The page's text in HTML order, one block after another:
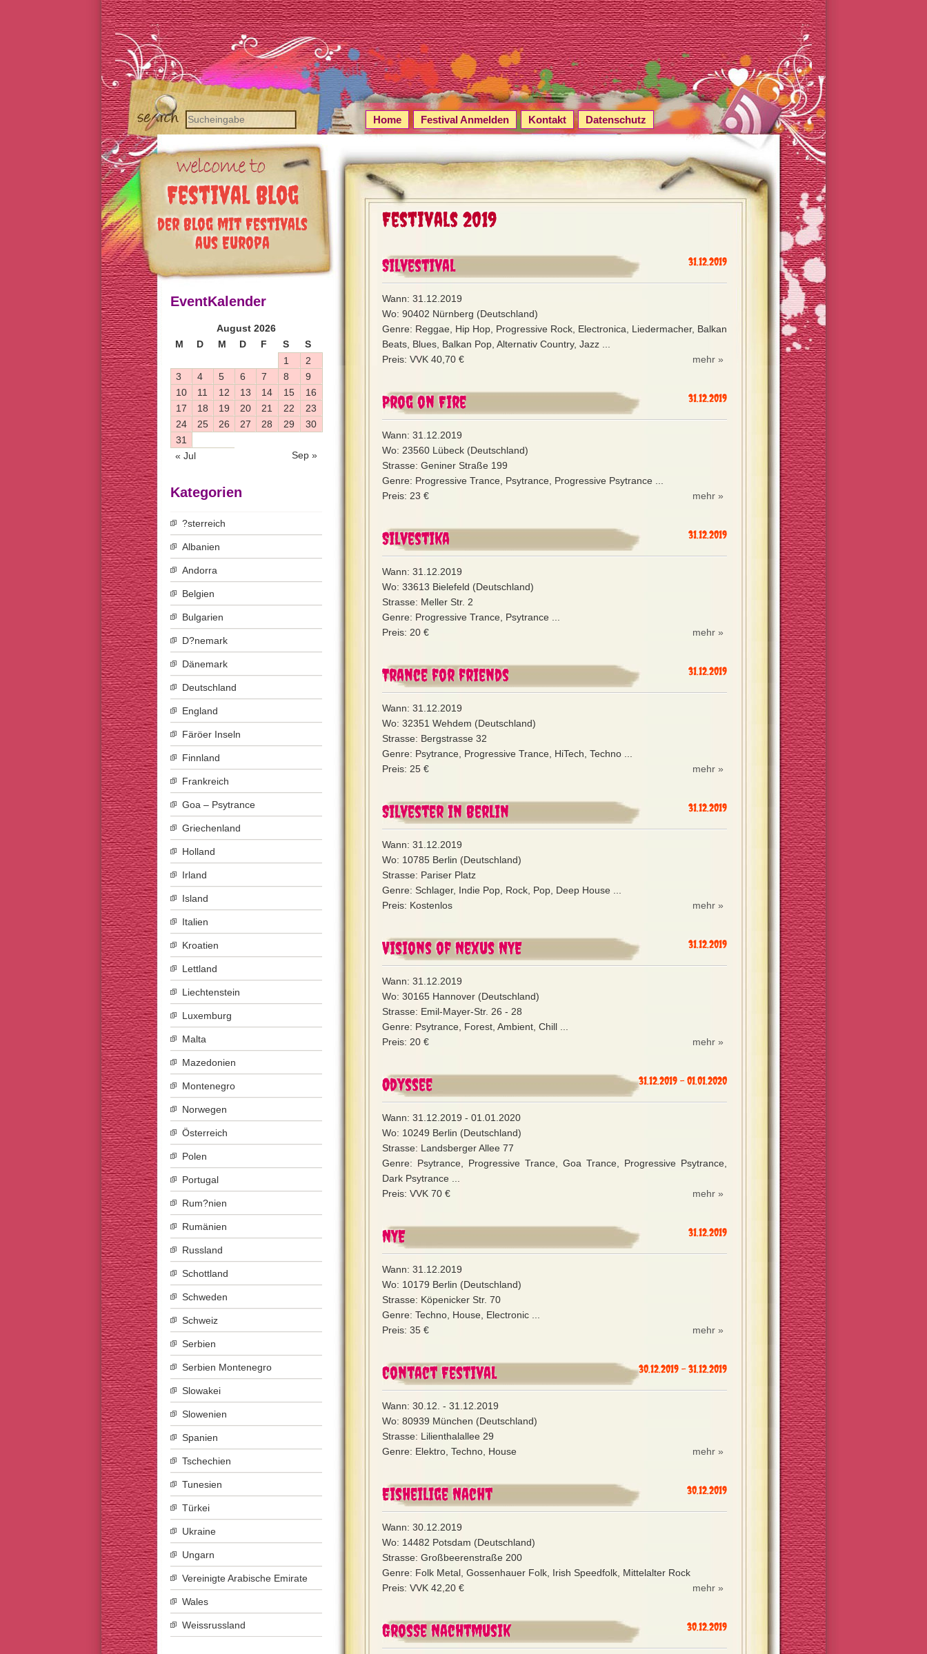
Festival Blog
der Blog mit Festivals
aus Europa
Home Festival Anmelden Kontakt Datenschutz
Festivals 2019
Silvestival 31.12.2019
Wann: 31.12.2019
Wo: 90402 Nürnberg (Deutschland)
Genre: Reggae, Hip Hop, Progressive Rock, Electronica, Liedermacher, Balkan
Beats, Blues, Balkan Pop, Alternativ Country, Jazz ...
Preis: VVK 40,70 €
mehr »
Prog on Fire 31.12.2019
Wann: 31.12.2019
Wo: 23560 Lübeck (Deutschland)
Strasse: Geniner Straße 199
Genre: Progressive Trance, Psytrance, Progressive Psytrance ...
Preis: 23 €
mehr »
Silvestika 31.12.2019
Wann: 31.12.2019
Wo: 33613 Bielefeld (Deutschland)
Strasse: Meller Str. 2
Genre: Progressive Trance, Psytrance ...
Preis: 20 €
mehr »
Trance for friends 31.12.2019
Wann: 31.12.2019
Wo: 32351 Wehdem (Deutschland)
Strasse: Bergstrasse 32
Genre: Psytrance, Progressive Trance, HiTech, Techno ...
Preis: 25 €
mehr »
Silvester in Berlin 31.12.2019
Wann: 31.12.2019
Wo: 10785 Berlin (Deutschland)
Strasse: Pariser Platz
Genre: Schlager, Indie Pop, Rock, Pop, Deep House ...
Preis: Kostenlos
mehr »
Visions of Nexus NYE 31.12.2019
Wann: 31.12.2019
Wo: 30165 Hannover (Deutschland)
Strasse: Emil-Mayer-Str. 26 - 28
Genre: Psytrance, Forest, Ambient, Chill ...
Preis: 20 €
mehr »
Odyssee 31.12.2019 - 01.01.2020
Wann: 31.12.2019 - 01.01.2020
Wo: 10249 Berlin (Deutschland)
Strasse: Landsberger Allee 77
Genre: Psytrance, Progressive Trance, Goa Trance, Progressive Psytrance,
Dark Psytrance ...
Preis: VVK 70 €
mehr »
NYE 31.12.2019
Wann: 31.12.2019
Wo: 10179 Berlin (Deutschland)
Strasse: Köpenicker Str. 70
Genre: Techno, House, Electronic ...
Preis: 35 €
mehr »
Contact Festival 30.12.2019 - 31.12.2019
Wann: 30.12. - 31.12.2019
Wo: 80939 München (Deutschland)
Strasse: Lilienthalallee 29
Genre: Elektro, Techno, House
mehr »
Eisheilige Nacht 30.12.2019
Wann: 30.12.2019
Wo: 14482 Potsdam (Deutschland)
Strasse: Großbeerenstraße 200
Genre: Folk Metal, Gossenhauer Folk, Irish Speedfolk, Mittelalter Rock
Preis: VVK 42,20 €
mehr »
Große Nachtmusik 30.12.2019
EventKalender
August 2026
M
D M D F S S
« Jul Sep »
1
2
3
4 5 6 7 8
9
10
11 12 13 14 15
16
17
18 19 20 21 22
23
24
25 26 27 28 29
30
31
Kategorien
?sterreich
Albanien
Andorra
Belgien
Bulgarien
D?nemark
Dänemark
Deutschland
England
Färöer Inseln
Finnland
Frankreich
Goa – Psytrance
Griechenland
Holland
Irland
Island
Italien
Kroatien
Lettland
Liechtenstein
Luxemburg
Malta
Mazedonien
Montenegro
Norwegen
Österreich
Polen
Portugal
Rum?nien
Rumänien
Russland
Schottland
Schweden
Schweiz
Serbien
Serbien Montenegro
Slowakei
Slowenien
Spanien
Tschechien
Tunesien
Türkei
Ukraine
Ungarn
Vereinigte Arabische Emirate
Wales
Weissrussland